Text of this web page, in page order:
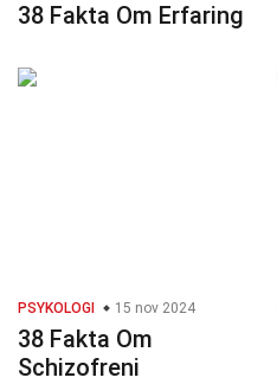
38 Fakta Om Erfaring
PSYKOLOGI 15 nov 2024
38 Fakta Om
Schizofreni